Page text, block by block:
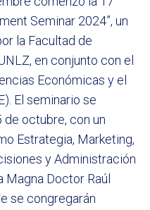
Seminar 2024”, un
la Facultad de
en conjunto con el
Económicas y el
El seminario se
de octubre, con un
Estrategia, Marketing,
y Administración
Magna Doctor Raúl
se congregarán